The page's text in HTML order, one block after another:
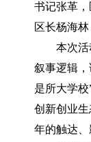
书记张革
区长杨海
本次活动
叙事逻辑
是所大学
创新创业生
年的触达、